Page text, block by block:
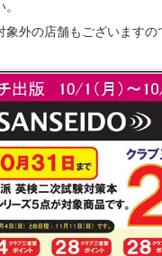
外の店舗もございますの